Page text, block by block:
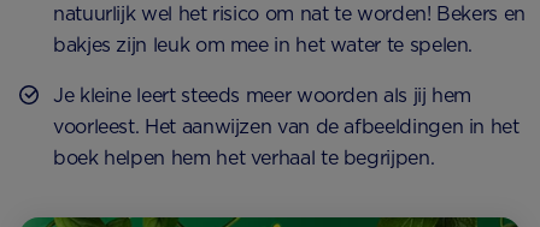
natuurlijk wel het risico om nat te worden! Bekers en
bakjes zijn leuk om mee in het water te spelen.
Je kleine leert steeds meer woorden als jij hem
voorleest. Het aanwijzen van de afbeeldingen in het
boek helpen hem het verhaal te begrijpen.